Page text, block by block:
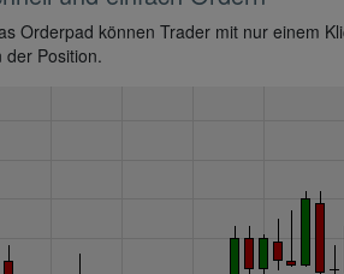
Orderpad können Trader mit nur einem
der Position.